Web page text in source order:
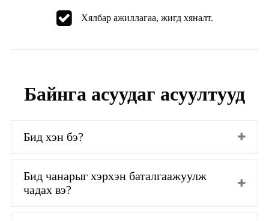
Хялбар ажиллагаа, жигд хяналт.
Байнга асуудаг асуултууд
Бид хэн бэ?
Бид чанарыг хэрхэн баталгаажуулж
чадах вэ?